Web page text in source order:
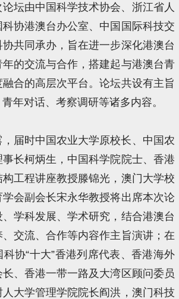
坛由中国科学技术协会、浙江省人
协港澳台办公室、中国国际科技交
共同承办，旨在进一步深化港澳台
的交流与合作，搭建起与港澳台青
合的高层次平台。论坛共设有主旨
年对话、考察调研等诸多内容。
届时中国农业大学原校长、中国农
长柯炳生，中国科学院院士、香港
工程讲座教授滕锦光，澳门大学校
会副会长宋永华教授将出席本次论
学科发展、学术研究，结合港澳台
交流、合作等内容作主旨演讲；在
协“十大”香港列席代表、香港海外
、香港一带一路及大湾区顾问委员
大学管理学院院长阎洪，澳门科技